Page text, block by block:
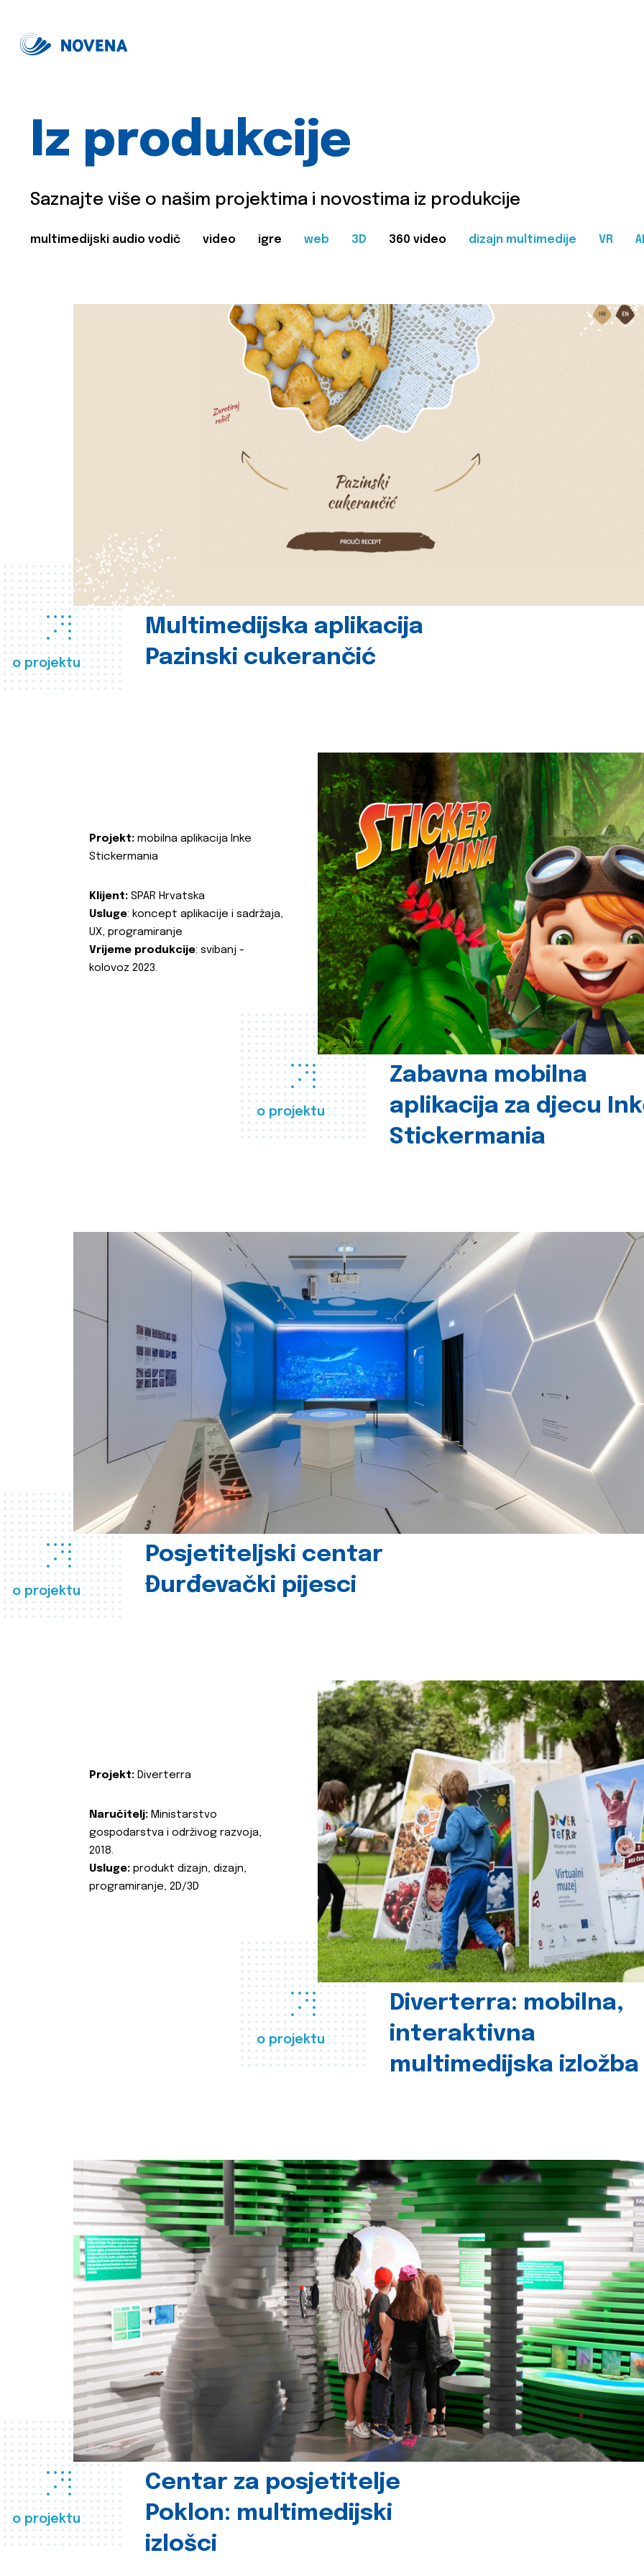
Iz produkcije
Saznajte više o našim projektima i novostima iz produkcije
multimedijski audio vodič video igre web 3D 360 video dizajn multimedije VR
o projektu
Multimedijska aplikacija
Pazinski cukerančić
o projektu
Zabavna mobilna
aplikacija za djecu
Stickermania
Projekt: mobilna aplikacija Inke
Stickermania
Klijent: SPAR Hrvatska
Usluge: koncept aplikacije i sadržaja,
UX, programiranje
Vrijeme produkcije: svibanj -
kolovoz 2023.
o projektu
Posjetiteljski centar
Đurđevački pijesci
o projektu
Diverterra: mobilna,
interaktivna
multimedijska izložba
Projekt: Diverterra
Naručitelj: Ministarstvo
gospodarstva i održivog razvoja,
2018.
Usluge: produkt dizajn, dizajn,
programiranje, 2D/3D
o projektu
Centar za posjetitelje
Poklon: multimedijski
izlošci